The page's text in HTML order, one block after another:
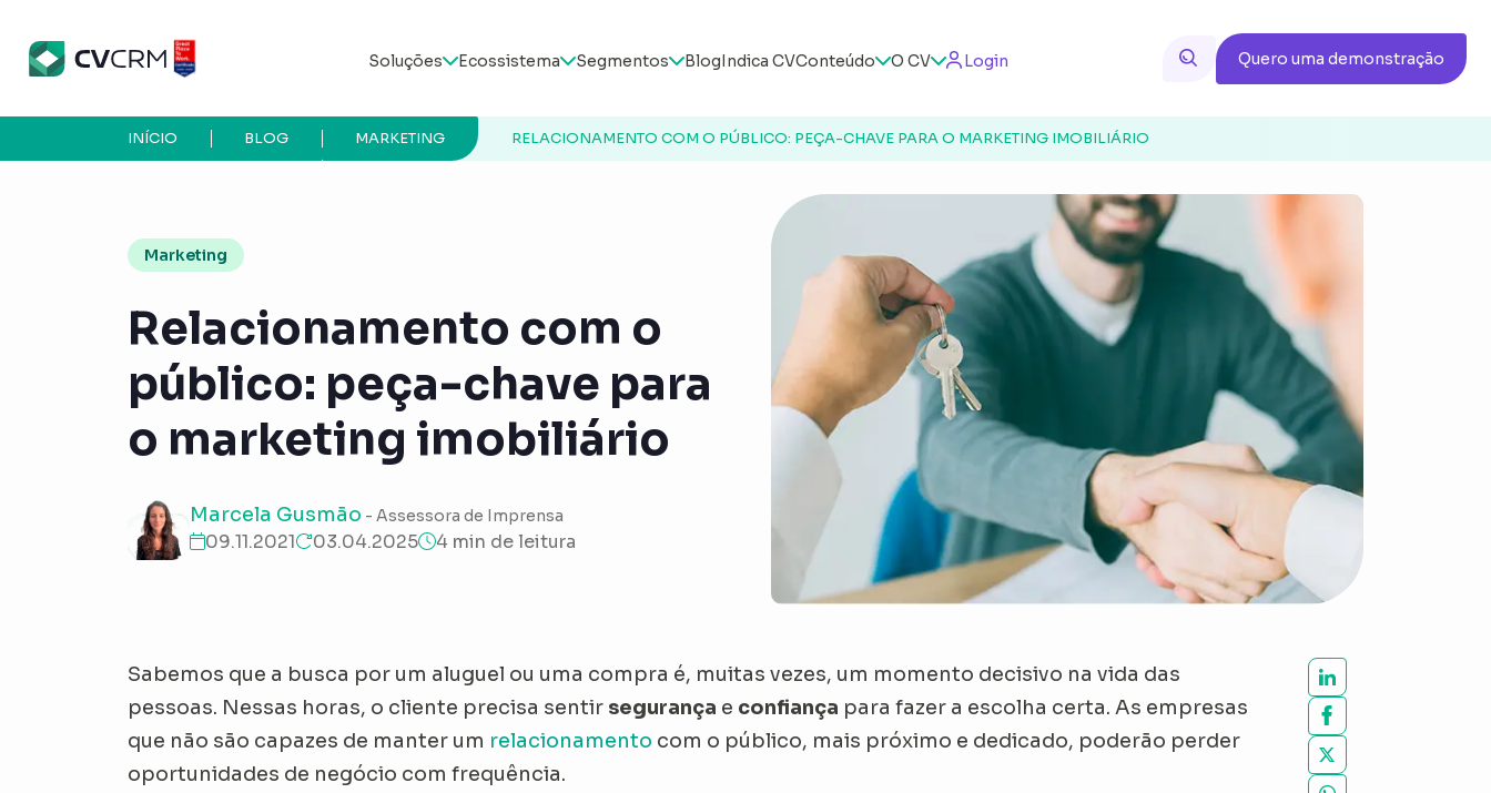
Soluções Ecossistema Segmentos BlogIndica CVConteúdo O CV Login Quero uma demonstração
RELACIONAMENTO COM O PÚBLICO: PEÇA-CHAVE PARA O MARKETING IMOBILIÁRIO
MARKETING
BLOG
INÍCIO
Marketing
Relacionamento com o
público: peça-chave para
o marketing imobiliário
Marcela Gusmão - Assessora de Imprensa
09.11.2021 03.04.2025 4 min de leitura
Sabemos que a busca por um aluguel ou uma compra é, muitas vezes, um momento decisivo na vida das
pessoas. Nessas horas, o cliente precisa sentir segurança e confiança para fazer a escolha certa. As empresas
que não são capazes de manter um relacionamento com o público, mais próximo e dedicado, poderão perder
oportunidades de negócio com frequência.